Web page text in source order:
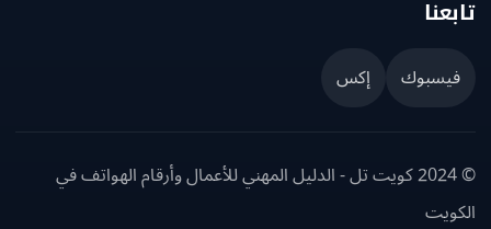
إكس
© 2024 كويت تل - الدليل المهني للأعمال وأرقام الهواتف في